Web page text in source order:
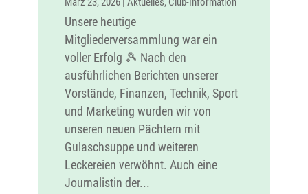
Unsere heutige
Mitgliederversammlung war ein
voller Erfolg 🎾 Nach den
ausführlichen Berichten unserer
Vorstände, Finanzen, Technik, Sport
und Marketing wurden wir von
unseren neuen Pächtern mit
Gulaschsuppe und weiteren
Leckereien verwöhnt. Auch eine
Journalistin der...